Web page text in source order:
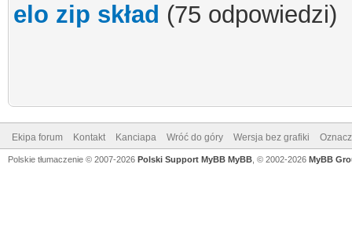
elo zip skład (75 odpowiedzi)
Ekipa forum Kontakt Kanciapa Wróć do góry Wersja bez grafiki
Polskie tłumaczenie © 2007-2026 Polski Support MyBB MyBB , © 2002-2026 MyBB